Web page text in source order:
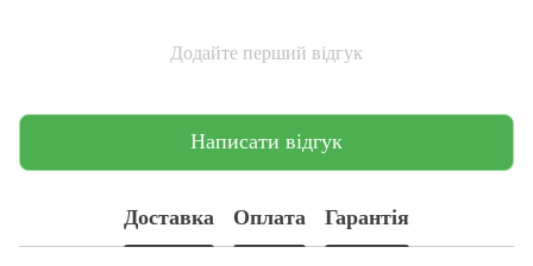
Додайте перший відгук
Написати відгук
Доставка Оплата Гарантія